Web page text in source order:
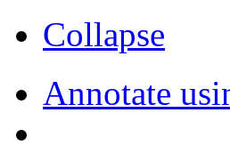
Collapse
Annotate